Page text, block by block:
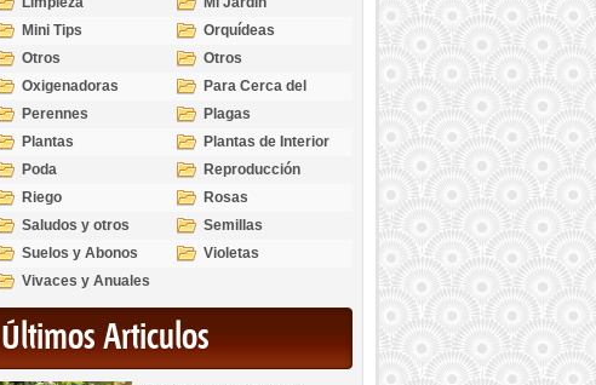
Mini Tips
Orquídeas
Otros
Otros
Oxigenadoras
Para Cerca del
Estanque
Perennes
Plagas
Plantas
Plantas de Interior
Poda
Reproducción
Riego
Rosas
Saludos y otros
temas
Semillas
Suelos y Abonos
Violetas
Vivaces y Anuales
Últimos Articulos